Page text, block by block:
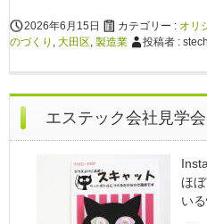
2026年6月15日 カテゴリー : オリ
のづくり , 大田区, 製造業 投稿者 :
エステック会社見学
ほ
い